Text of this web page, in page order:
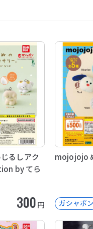
るしアク
by てら
300円
mojojojo
ガシャポン